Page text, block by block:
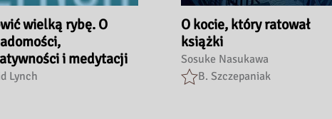
wielką rybę. O
i medytacji
Lynch
O kocie, który ratował
książki
Sosuke Nasukawa
B. Szczepaniak